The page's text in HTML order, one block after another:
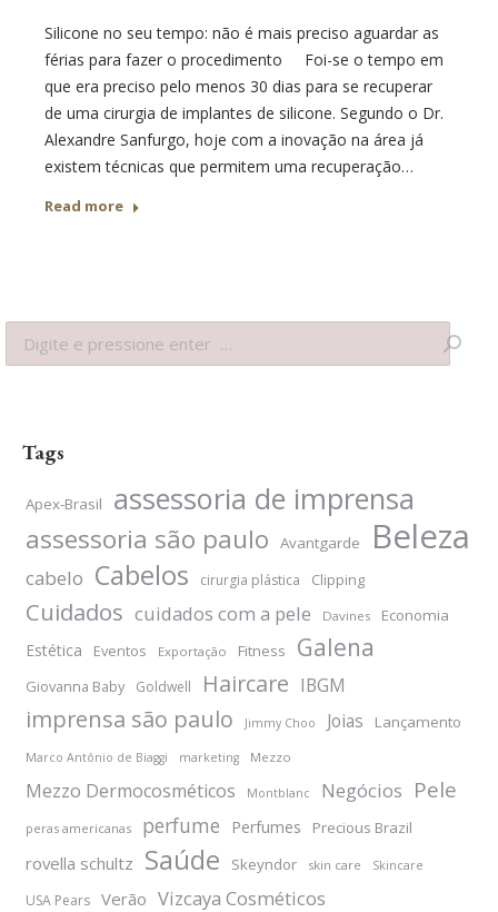
Silicone no seu tempo: não é mais preciso aguardar as
férias para fazer o procedimento Foi-se o tempo em
que era preciso pelo menos 30 dias para se recuperar
de uma cirurgia de implantes de silicone. Segundo o Dr.
Alexandre Sanfurgo, hoje com a inovação na área já
existem técnicas que permitem uma recuperação…
Read more
Search:
Tags
Apex-Brasil assessoria de imprensa
assessoria são paulo Avantgarde Beleza
cabelo Cabelos cirurgia plástica Clipping
Cuidados cuidados com a pele Davines Economia
Estética Eventos Exportação Fitness Galena
Giovanna Baby Goldwell Haircare IBGM
imprensa são paulo Jimmy Choo Joias Lançamento
Marco Antônio de Biaggi marketing Mezzo
Mezzo Dermocosméticos Montblanc Negócios Pele
peras americanas perfume Perfumes Precious Brazil
rovella schultz Saúde Skeyndor skin care Skincare
USA Pears Verão Vizcaya Cosméticos